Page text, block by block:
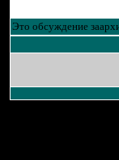
Это обсуждение